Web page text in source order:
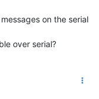
on the serial
over serial?